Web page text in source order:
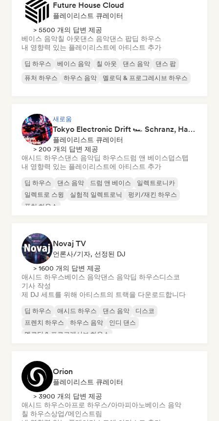
Future House Cloud
플레이리스트 큐레이터
> 5500 개의 답변 제공
베이스 음악칠 아웃댄스 음악댄스 팝딥 하우스
내 영향력 있는 플레이리스트에 아티스트 추가
딥 하우스 베이스 음악 칠 아웃 댄스 음악
댄스 팝
퓨처 하우스
하우스 음악 멜로딕 & 프로그레시브 하우스
새로움
Tokyo Electronic Drift 🏎️ Schranz, Hard Techno & Anime EDM
플레이리스트 큐레이터
> 200 개의 답변 제공
애시드 하우스댄스 음악딥 하우스드럼 앤 베이스덥스텝
내 영향력 있는 플레이리스트에 아티스트 추가
딥 하우스 댄스 음악 드럼 앤 베이스
일렉트로니카
일렉트로 스윙
실험적 일렉트로닉
펑키/재킨 하우스
퓨처 하우스
Novaj TV
언론사/기자, 선정된 DJ
> 1600 개의 답변 제공
애시드 하우스베이스 음악댄스 음악딥 하우스디스코
기사 작성
제 DJ 세트를 위해 아티스트의 트랙을 다운로드합니다
딥 하우스 애시드 하우스 댄스 음악
디스코
프렌치 하우스
하우스 음악
인디 댄스
멜로딕 & 프로그레시브 하우스
Orion
플레이리스트 큐레이터
> 3900 개의 답변 제공
애시드 하우스아프로 하우스/아마피아노베이스 음악
칠 하우스상업/메인스트림